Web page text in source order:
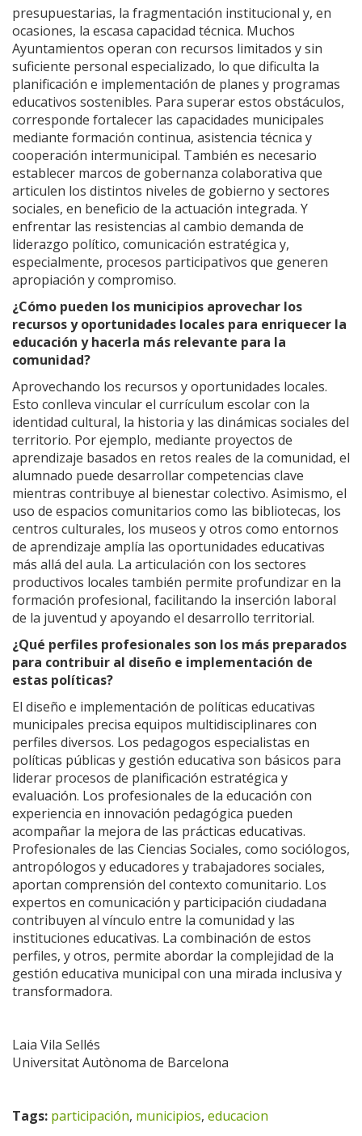
presupuestarias, la fragmentación institucional y, en
ocasiones, la escasa capacidad técnica. Muchos
Ayuntamientos operan con recursos limitados y sin
suficiente personal especializado, lo que dificulta la
planificación e implementación de planes y programas
educativos sostenibles. Para superar estos obstáculos,
corresponde fortalecer las capacidades municipales
mediante formación continua, asistencia técnica y
cooperación intermunicipal. También es necesario
establecer marcos de gobernanza colaborativa que
articulen los distintos niveles de gobierno y sectores
sociales, en beneficio de la actuación integrada. Y
enfrentar las resistencias al cambio demanda de
liderazgo político, comunicación estratégica y,
especialmente, procesos participativos que generen
apropiación y compromiso.
¿Cómo pueden los municipios aprovechar los
recursos y oportunidades locales para enriquecer la
educación y hacerla más relevante para la
comunidad?
Aprovechando los recursos y oportunidades locales.
Esto conlleva vincular el currículum escolar con la
identidad cultural, la historia y las dinámicas sociales del
territorio. Por ejemplo, mediante proyectos de
aprendizaje basados en retos reales de la comunidad, el
alumnado puede desarrollar competencias clave
mientras contribuye al bienestar colectivo. Asimismo, el
uso de espacios comunitarios como las bibliotecas, los
centros culturales, los museos y otros como entornos
de aprendizaje amplía las oportunidades educativas
más allá del aula. La articulación con los sectores
productivos locales también permite profundizar en la
formación profesional, facilitando la inserción laboral
de la juventud y apoyando el desarrollo territorial.
¿Qué perfiles profesionales son los más preparados
para contribuir al diseño e implementación de
estas políticas?
El diseño e implementación de políticas educativas
municipales precisa equipos multidisciplinares con
perfiles diversos. Los pedagogos especialistas en
políticas públicas y gestión educativa son básicos para
liderar procesos de planificación estratégica y
evaluación. Los profesionales de la educación con
experiencia en innovación pedagógica pueden
acompañar la mejora de las prácticas educativas.
Profesionales de las Ciencias Sociales, como sociólogos,
antropólogos y educadores y trabajadores sociales,
aportan comprensión del contexto comunitario. Los
expertos en comunicación y participación ciudadana
contribuyen al vínculo entre la comunidad y las
instituciones educativas. La combinación de estos
perfiles, y otros, permite abordar la complejidad de la
gestión educativa municipal con una mirada inclusiva y
transformadora.
Laia Vila Sellés
Universitat Autònoma de Barcelona
Tags: participación, municipios, educacion